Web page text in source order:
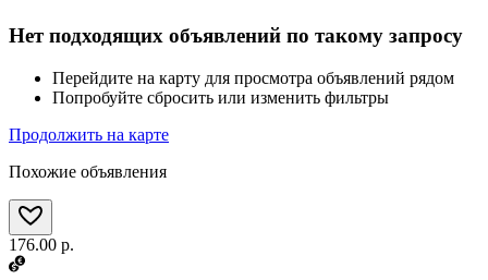
Нет подходящих объявлений по такому запросу
Перейдите на карту для просмотра объявлений рядом
Попробуйте сбросить или изменить фильтры
Продолжить на карте
Похожие объявления
176.00 р.